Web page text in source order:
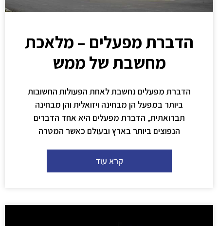
הדברת מפעלים – מלאכת
מחשבת של ממש
הדברת מפעלים נחשבת לאחת הפעולות החשובות
ביותר במפעל הן מבחינה ויזואלית והן מבחינה
תברואתית, הדברת מפעלים היא אחד הדברים
הנפוצים ביותר בארץ ובעולם כאשר המטרה
קרא עוד